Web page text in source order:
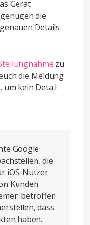
Gerät
die
Details
zu
die Meldung
um kein Detail
Google
die
iOS-Nutzer
Kunden
betroffen
dass
haben.